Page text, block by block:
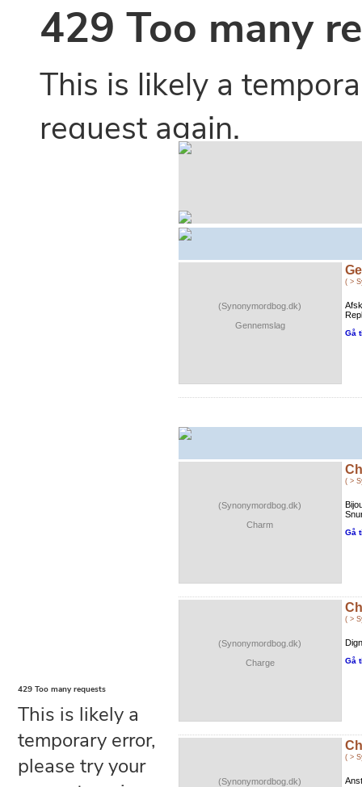
(Synonymordbog.dk)
Gennemslag
( >
Gå
(Synonymordbog.dk)
Charm
( >
Gå
(Synonymordbog.dk)
Charge
( >
Gå
(Synonymordbog.dk)
( >